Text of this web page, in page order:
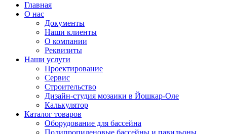
Главная
О нас
Документы
Наши клиенты
О компании
Реквизиты
Наши услуги
Проектирование
Сервис
Строительство
Дизайн-студия мозаики в Йошкар-Оле
Калькулятор
Каталог товаров
Оборудование для бассейна
Полипропиленовые бассейны и павильоны